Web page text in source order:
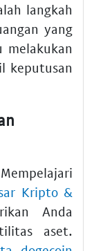
langkah
yang
keputusan
Kripto &
Anda
aset.